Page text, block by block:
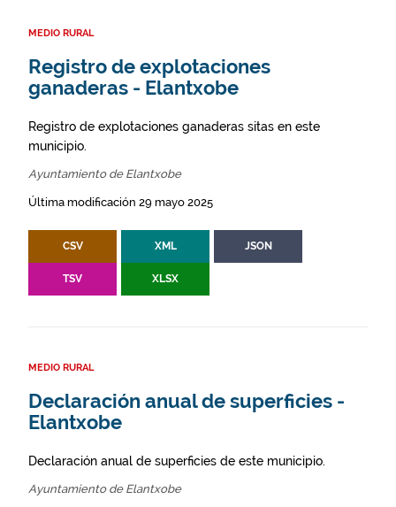
MEDIO RURAL
Registro de explotaciones
ganaderas - Elantxobe
Registro de explotaciones ganaderas sitas en este
municipio.
Ayuntamiento de Elantxobe
Última modificación 29 mayo 2025
CSV XML JSON
TSV XLSX
MEDIO RURAL
Declaración anual de superficies -
Elantxobe
Declaración anual de superficies de este municipio.
Ayuntamiento de Elantxobe